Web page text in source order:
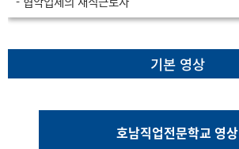
기본 영상
호남직업전문학교 영상